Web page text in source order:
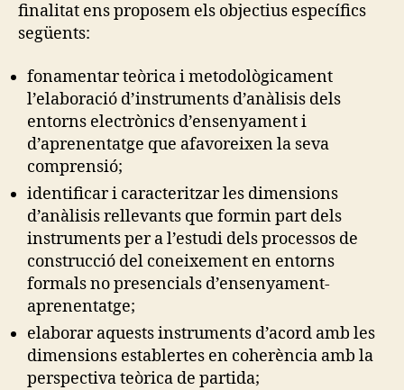
finalitat ens proposem els objectius específics
següents:
fonamentar teòrica i metodològicament
l’elaboració d’instruments d’anàlisis dels
entorns electrònics d’ensenyament i
d’aprenentatge que afavoreixen la seva
comprensió;
identificar i caracteritzar les dimensions
d’anàlisis rellevants que formin part dels
instruments per a l’estudi dels processos de
construcció del coneixement en entorns
formals no presencials d’ensenyament-
aprenentatge;
elaborar aquests instruments d’acord amb les
dimensions establertes en coherència amb la
perspectiva teòrica de partida;